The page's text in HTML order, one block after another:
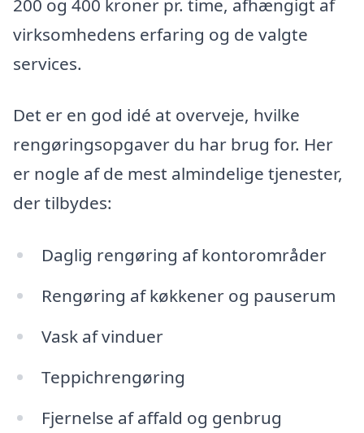
200 og 400 kroner pr. time, afhængigt af
virksomhedens erfaring og de valgte
services.
Det er en god idé at overveje, hvilke
rengøringsopgaver du har brug for. Her
er nogle af de mest almindelige tjenester,
der tilbydes:
Daglig rengøring af kontorområder
Rengøring af køkkener og pauserum
Vask af vinduer
Teppichrengøring
Fjernelse af affald og genbrug